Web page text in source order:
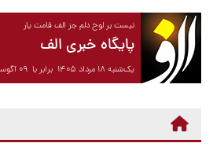
نیست بر لوح دلم جز الف قامت یار
پایگاه خبری الف
یک‌شنبه ۱۸ مرداد ۱۴۰۵ برابر با ۰۹ آگوست ۲۰۲۶